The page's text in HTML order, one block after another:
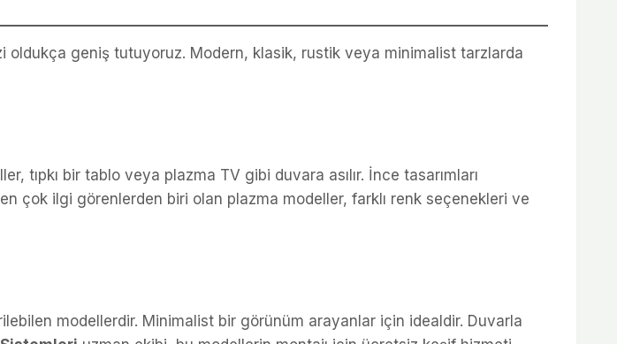
oldukça geniş tutuyoruz. Modern, klasik, rustik veya minimalist tarzlarda
bir tablo veya plazma TV gibi duvara asılır. İnce tasarımları
en çok ilgi görenlerden biri olan plazma modeller, farklı renk seçenekleri ve
modellerdir. Minimalist bir görünüm arayanlar için idealdir. Duvarla